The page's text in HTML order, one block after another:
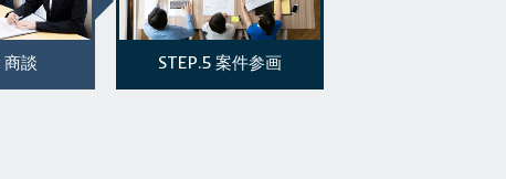
商談 STEP.5 案件参画